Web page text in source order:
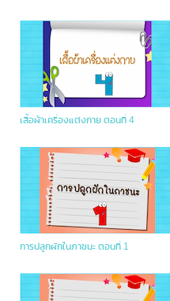
เสื้อผ้าเครื่องแต่งกาย ตอนที่ 4
การปลูกผักในภาชนะ ตอนที่ 1